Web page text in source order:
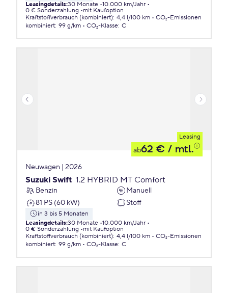
Leasingdetails:30 Monate 10.000 km/Jahr
0 € Sonderzahlung
mit Kaufoption
Kraftstoffverbrauch (kombiniert): 4,4 l/100 km
CO₂-Emissionen
kombiniert: 99 g/km CO₂-Klasse: C
Leasing
ab62 € / mtl.
Neuwagen | 2026
Suzuki Swift 1.2 HYBRID MT Comfort
Benzin
Manuell
81 PS (60 kW)
Stoff
in 3 bis 5 Monaten
Leasingdetails:30 Monate 10.000 km/Jahr
0 € Sonderzahlung
mit Kaufoption
Kraftstoffverbrauch (kombiniert): 4,4 l/100 km
CO₂-Emissionen
kombiniert: 99 g/km CO₂-Klasse: C